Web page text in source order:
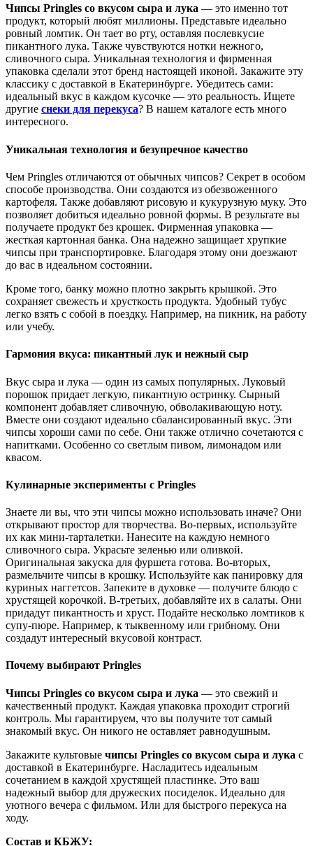
Чипсы Pringles со вкусом сыра и лука — это именно тот
продукт, который любят миллионы. Представьте идеально
ровный ломтик. Он тает во рту, оставляя послевкусие
пикантного лука. Также чувствуются нотки нежного,
сливочного сыра. Уникальная технология и фирменная
упаковка сделали этот бренд настоящей иконой. Закажите эту
классику с доставкой в Екатеринбурге. Убедитесь сами:
идеальный вкус в каждом кусочке — это реальность. Ищете
другие снеки для перекуса? В нашем каталоге есть много
интересного.
Уникальная технология и безупречное качество
Чем Pringles отличаются от обычных чипсов? Секрет в особом
способе производства. Они создаются из обезвоженного
картофеля. Также добавляют рисовую и кукурузную муку. Это
позволяет добиться идеально ровной формы. В результате вы
получаете продукт без крошек. Фирменная упаковка —
жесткая картонная банка. Она надежно защищает хрупкие
чипсы при транспортировке. Благодаря этому они доезжают
до вас в идеальном состоянии.
Кроме того, банку можно плотно закрыть крышкой. Это
сохраняет свежесть и хрусткость продукта. Удобный тубус
легко взять с собой в поездку. Например, на пикник, на работу
или учебу.
Гармония вкуса: пикантный лук и нежный сыр
Вкус сыра и лука — один из самых популярных. Луковый
порошок придает легкую, пикантную остринку. Сырный
компонент добавляет сливочную, обволакивающую ноту.
Вместе они создают идеально сбалансированный вкус. Эти
чипсы хороши сами по себе. Они также отлично сочетаются с
напитками. Особенно со светлым пивом, лимонадом или
квасом.
Кулинарные эксперименты с Pringles
Знаете ли вы, что эти чипсы можно использовать иначе? Они
открывают простор для творчества. Во-первых, используйте
их как мини-тарталетки. Нанесите на каждую немного
сливочного сыра. Украсьте зеленью или оливкой.
Оригинальная закуска для фуршета готова. Во-вторых,
размельчите чипсы в крошку. Используйте как панировку для
куриных наггетсов. Запеките в духовке — получите блюдо с
хрустящей корочкой. В-третьих, добавляйте их в салаты. Они
придадут пикантность и хруст. Подайте несколько ломтиков к
супу-пюре. Например, к тыквенному или грибному. Они
создадут интересный вкусовой контраст.
Почему выбирают Pringles
Чипсы Pringles со вкусом сыра и лука — это свежий и
качественный продукт. Каждая упаковка проходит строгий
контроль. Мы гарантируем, что вы получите тот самый
знакомый вкус. Он никого не оставляет равнодушным.
Закажите культовые чипсы Pringles со вкусом сыра и лука с
доставкой в Екатеринбурге. Насладитесь идеальным
сочетанием в каждой хрустящей пластинке. Это ваш
надежный выбор для дружеских посиделок. Идеально для
уютного вечера с фильмом. Или для быстрого перекуса на
ходу.
Состав и КБЖУ: